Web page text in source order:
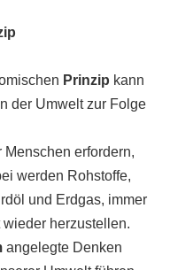
Prinzip kann
der Umwelt zur Folge
erfordern,
werden Rohstoffe,
und Erdgas, immer
herzustellen.
angelegte Denken